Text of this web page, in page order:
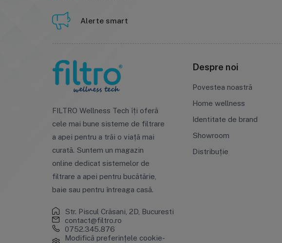
Alerte smart
FILTRO Wellness Tech îți oferă
cele mai bune sisteme de filtrare
a apei pentru a trăi o viață mai
curată. Suntem un magazin
online dedicat sistemelor de
filtrare a apei pentru bucătărie,
baie sau pentru întreaga casă.
Str. Piscul Crăsani, 2D, Bucuresti
contact@filtro.ro
0752.345.876
Modifică preferințele cookie-
Despre noi
Povestea noastră
Home wellness
Identitate de brand
Showroom
Distribuție